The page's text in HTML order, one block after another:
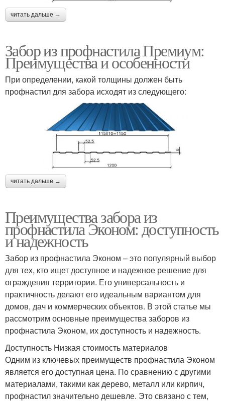
читать дальше →
Забор из профнастила Премиум:
Преимущества и особенности
При определении, какой толщины должен быть
профнастил для забора исходят из следующего:
читать дальше →
Преимущества забора из
профнастила Эконом: доступность
и надежность
Забор из профнастила Эконом – это популярный выбор
для тех, кто ищет доступное и надежное решение для
ограждения территории. Его универсальность и
практичность делают его идеальным вариантом для
домов, дач и коммерческих объектов. В этой статье мы
рассмотрим основные преимущества заборов из
профнастила Эконом, их доступность и надежность.
Доступность Низкая стоимость материалов
Одним из ключевых преимуществ профнастила Эконом
является его доступная цена. По сравнению с другими
материалами, такими как дерево, металл или кирпич,
профнастил значительно дешевле. Это связано с тем,